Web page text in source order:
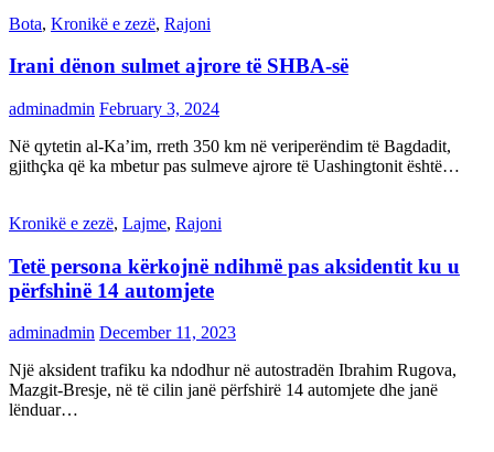
Bota, Kronikë e zezë, Rajoni
Irani dënon sulmet ajrore të SHBA-së
adminadmin February 3, 2024
Në qytetin al-Ka’im, rreth 350 km në veriperëndim të Bagdadit,
gjithçka që ka mbetur pas sulmeve ajrore të Uashingtonit është…
Kronikë e zezë, Lajme, Rajoni
Tetë persona kërkojnë ndihmë pas aksidentit ku u
përfshinë 14 automjete
adminadmin December 11, 2023
Një aksident trafiku ka ndodhur në autostradën Ibrahim Rugova,
Mazgit-Bresje, në të cilin janë përfshirë 14 automjete dhe janë
lënduar…